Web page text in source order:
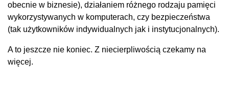
obecnie w biznesie), działaniem różnego rodzaju pamięci
wykorzystywanych w komputerach, czy bezpieczeństwa
(tak użytkowników indywidualnych jak i instytucjonalnych).
A to jeszcze nie koniec. Z niecierpliwością czekamy na
więcej.